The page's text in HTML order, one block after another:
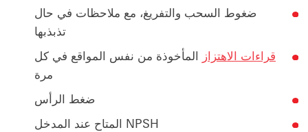
ضغوط السحب والتفريغ، مع ملاحظات في حال
تذبذبها
قراءات الاهتزاز المأخوذة من نفس المواقع في كل
مرة
ضغط الرأس
NPSH المتاح عند المدخل